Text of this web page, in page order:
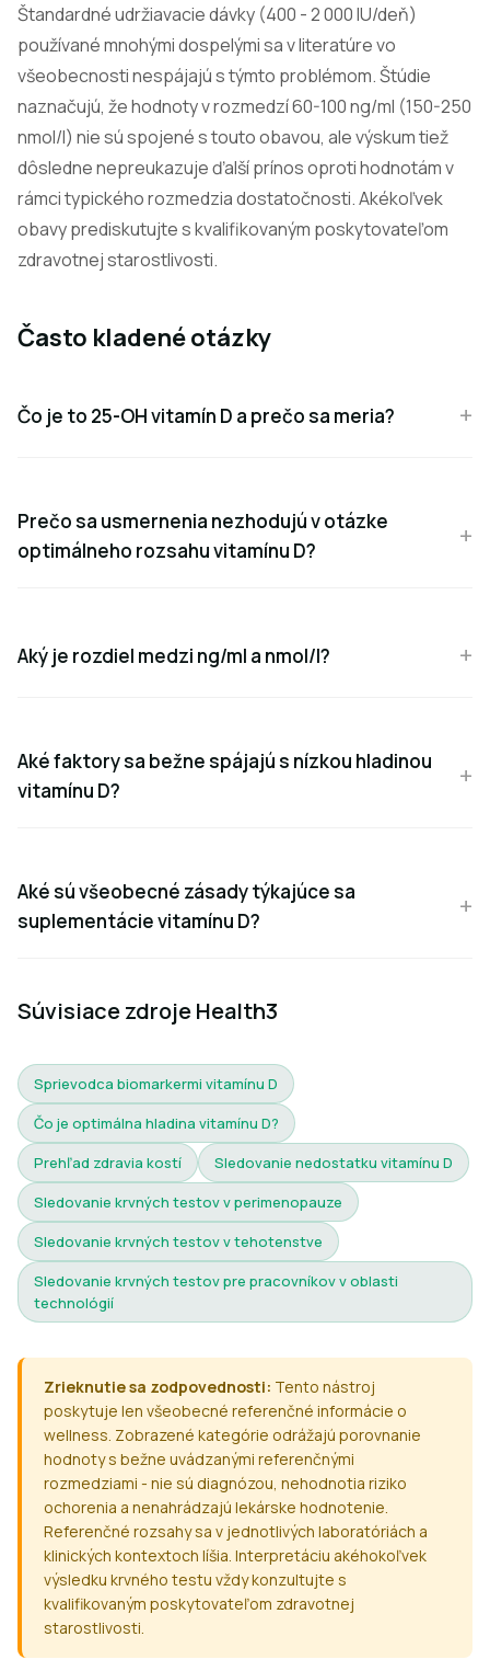
Štandardné udržiavacie dávky (400 - 2 000 IU/deň)
používané mnohými dospelými sa v literatúre vo
všeobecnosti nespájajú s týmto problémom. Štúdie
naznačujú, že hodnoty v rozmedzí 60-100 ng/ml (150-250
nmol/l) nie sú spojené s touto obavou, ale výskum tiež
dôsledne nepreukazuje ďalší prínos oproti hodnotám v
rámci typického rozmedzia dostatočnosti. Akékoľvek
obavy prediskutujte s kvalifikovaným poskytovateľom
zdravotnej starostlivosti.
Často kladené otázky
Čo je to 25-OH vitamín D a prečo sa meria?
Prečo sa usmernenia nezhodujú v otázke
optimálneho rozsahu vitamínu D?
Aký je rozdiel medzi ng/ml a nmol/l?
Aké faktory sa bežne spájajú s nízkou hladinou
vitamínu D?
Aké sú všeobecné zásady týkajúce sa
suplementácie vitamínu D?
Súvisiace zdroje Health3
Sprievodca biomarkermi vitamínu D
Čo je optimálna hladina vitamínu D?
Prehľad zdravia kostí
Sledovanie nedostatku vitamínu D
Sledovanie krvných testov v perimenopauze
Sledovanie krvných testov v tehotenstve
Sledovanie krvných testov pre pracovníkov v oblasti
technológií
Zrieknutie sa zodpovednosti: Tento nástroj
poskytuje len všeobecné referenčné informácie o
wellness. Zobrazené kategórie odrážajú porovnanie
hodnoty s bežne uvádzanými referenčnými
rozmedziami - nie sú diagnózou, nehodnotia riziko
ochorenia a nenahrádzajú lekárske hodnotenie.
Referenčné rozsahy sa v jednotlivých laboratóriách a
klinických kontextoch líšia. Interpretáciu akéhokoľvek
výsledku krvného testu vždy konzultujte s
kvalifikovaným poskytovateľom zdravotnej
starostlivosti.